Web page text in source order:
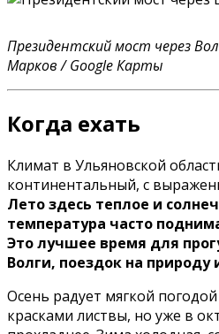
Президентский мост через
Марков / Google Карты
Когда ехать
Климат в Ульяновской
континентальный, с
Лето здесь теплое и
температура часто
Это лучшее время для
Волги, поездок на природу
Осень радует мягкой
красками листвы, но уже в